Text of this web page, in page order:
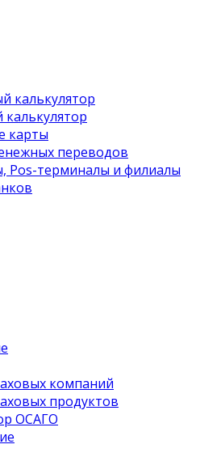
калькулятор
карты
переводов
Pos-терминалы и филиалы
компаний
продуктов
ОСАГО